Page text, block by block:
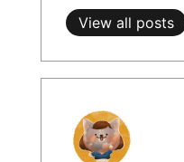
View all posts